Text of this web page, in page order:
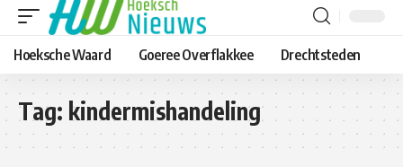
Hoeksche Waard Goeree Overflakkee Drechtsteden
Tag: kindermishandeling